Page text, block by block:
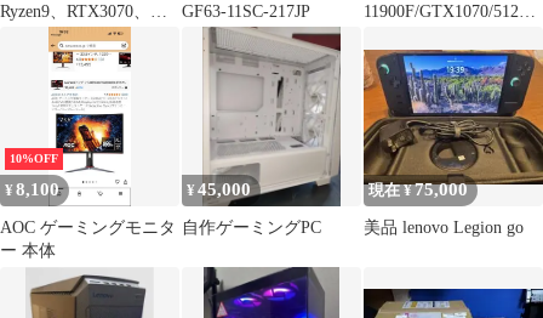
Ryzen9、RTX3070、
m.2ssd1TB
GF63-11SC-217JP
11900F/GTX1070/512GN
10%OFF
¥8,100
AOC ゲーミングモニタ
ー 本体
¥45,000
自作ゲーミングPC
現在 ¥75,000
美品 lenovo Legion go